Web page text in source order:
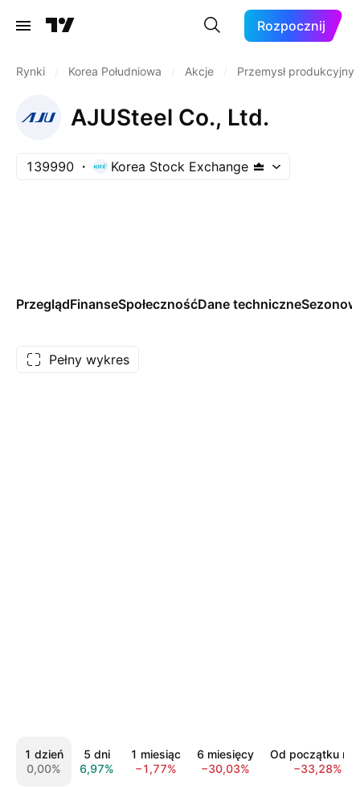
Rozpocznij
Rynki Korea Południowa Akcje Przemysł produkcyjny
AJUSteel Co., Ltd.
139990 Korea Stock Exchange
PrzeglądFinanseSpołecznośćDane techniczne
Pełny wykres
1 dzień
0,00%
5 dni
6,97%
1 miesiąc
−1,77%
6 miesięcy
−30,03%
Od początku
−33,28%